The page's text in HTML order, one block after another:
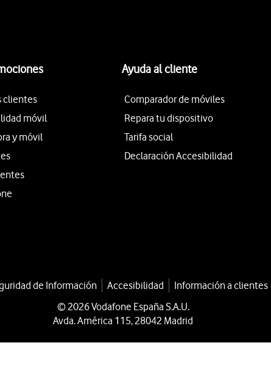
clientes
móvil
y móvil
Ayuda al cliente
Comparador de móviles
Repara tu dispositivo
Tarifa social
Declaración Accesibilidad
de Información Accesibilidad Información a clientes
© 2026 Vodafone España S.A.U.
Avda. América 115, 28042 Madrid